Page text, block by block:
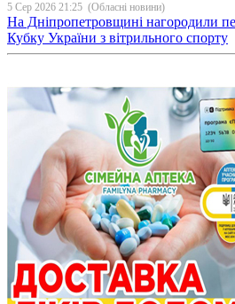
5 Сер 2026 21:25 (Обласні новини)
На Дніпропетровщині нагородили
Кубку України з вітрильного спорту